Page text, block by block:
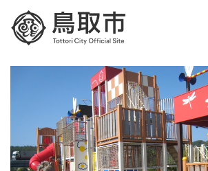
メニューを飛ばして本文へ